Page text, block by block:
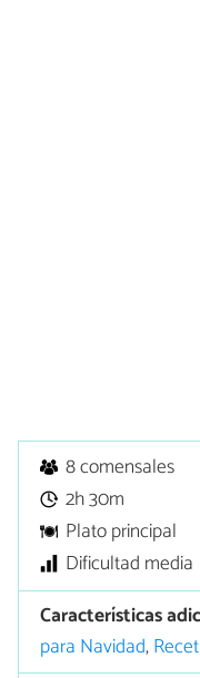
8 comensales
2h 30m
Plato principal
Dificultad media
Características
para Navidad,